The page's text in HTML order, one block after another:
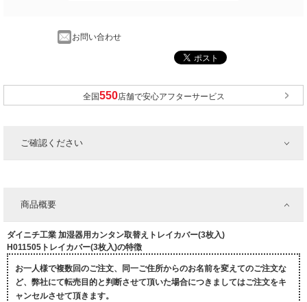
お問い合わせ
全国 店舗で安心アフターサービス
ご確認ください
商品概要
ダイニチ工業 加湿器用カンタン取替えトレイカバー(3枚入)
H011505トレイカバー(3枚入)の特徴
お一人様で複数回のご注文、同一ご住所からのお名前を変えてのご注文な
ど、弊社にて転売目的と判断させて頂いた場合につきましてはご注文をキ
ャンセルさせて頂きます。